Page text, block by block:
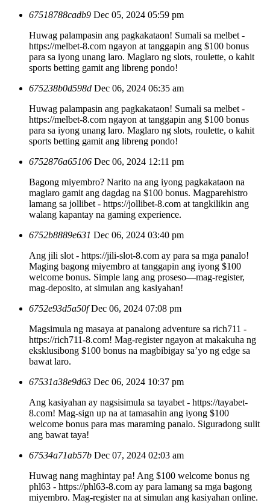
67518788cadb9 Dec 05, 2024 05:59 pm
Huwag palampasin ang pagkakataon! Sumali sa melbet -
https://melbet-8.com ngayon at tanggapin ang $100 bonus
para sa iyong unang laro. Maglaro ng slots, roulette, o kahit
sports betting gamit ang libreng pondo!
675238b0d598d Dec 06, 2024 06:35 am
Huwag palampasin ang pagkakataon! Sumali sa melbet -
https://melbet-8.com ngayon at tanggapin ang $100 bonus
para sa iyong unang laro. Maglaro ng slots, roulette, o kahit
sports betting gamit ang libreng pondo!
6752876a65106 Dec 06, 2024 12:11 pm
Bagong miyembro? Narito na ang iyong pagkakataon na
maglaro gamit ang dagdag na $100 bonus. Magparehistro
lamang sa jollibet - https://jollibet-8.com at tangkilikin ang
walang kapantay na gaming experience.
6752b8889e631 Dec 06, 2024 03:40 pm
Ang jili slot - https://jili-slot-8.com ay para sa mga panalo!
Maging bagong miyembro at tanggapin ang iyong $100
welcome bonus. Simple lang ang proseso—mag-register,
mag-deposito, at simulan ang kasiyahan!
6752e93d5a50f Dec 06, 2024 07:08 pm
Magsimula ng masaya at panalong adventure sa rich711 -
https://rich711-8.com! Mag-register ngayon at makakuha ng
eksklusibong $100 bonus na magbibigay sa’yo ng edge sa
bawat laro.
67531a38e9d63 Dec 06, 2024 10:37 pm
Ang kasiyahan ay nagsisimula sa tayabet - https://tayabet-
8.com! Mag-sign up na at tamasahin ang iyong $100
welcome bonus para mas maraming panalo. Siguradong sulit
ang bawat taya!
67534a71ab57b Dec 07, 2024 02:03 am
Huwag nang maghintay pa! Ang $100 welcome bonus ng
phl63 - https://phl63-8.com ay para lamang sa mga bagong
miyembro. Mag-register na at simulan ang kasiyahan online.